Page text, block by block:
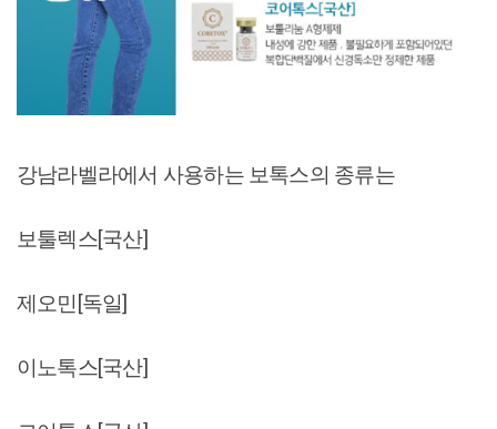
강남라벨라에서 사용하는 보톡스의 종류는
보툴렉스[국산]
제오민[독일]
이노톡스[국산]